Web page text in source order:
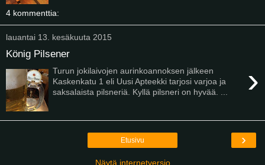
4 kommenttia:
lauantai 13. kesäkuuta 2015
König Pilsener
›
Turun jokilaivojen aurinkoannoksen jälkeen
Kaskenkatu 1 eli Uusi Apteekki tarjosi varjoa ja
saksalaista pilsneriä. Kyllä pilsneri on hyvää. ...
›
Etusivu
Näytä internetversio